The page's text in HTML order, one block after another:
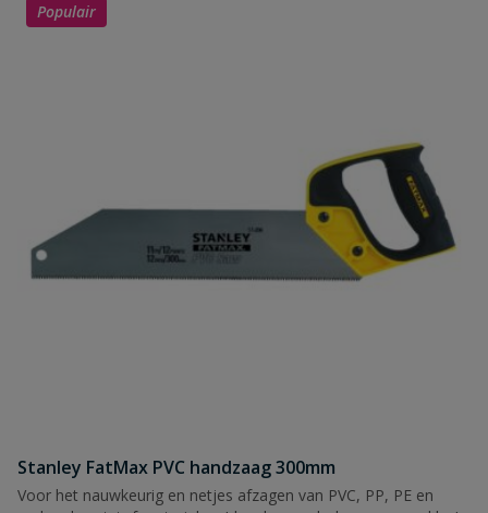
Populair
Stanley FatMax PVC handzaag 300mm
Voor het nauwkeurig en netjes afzagen van PVC, PP, PE en